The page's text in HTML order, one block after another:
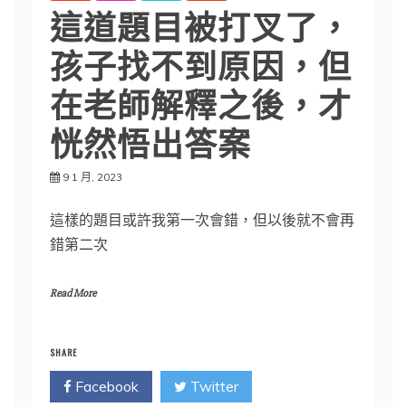
這道題目被打叉了，
孩子找不到原因，但
在老師解釋之後，才
恍然悟出答案
9 1 月, 2023
這樣的題目或許我第一次會錯，但以後就不會再
錯第二次
Read More
SHARE
Facebook Twitter